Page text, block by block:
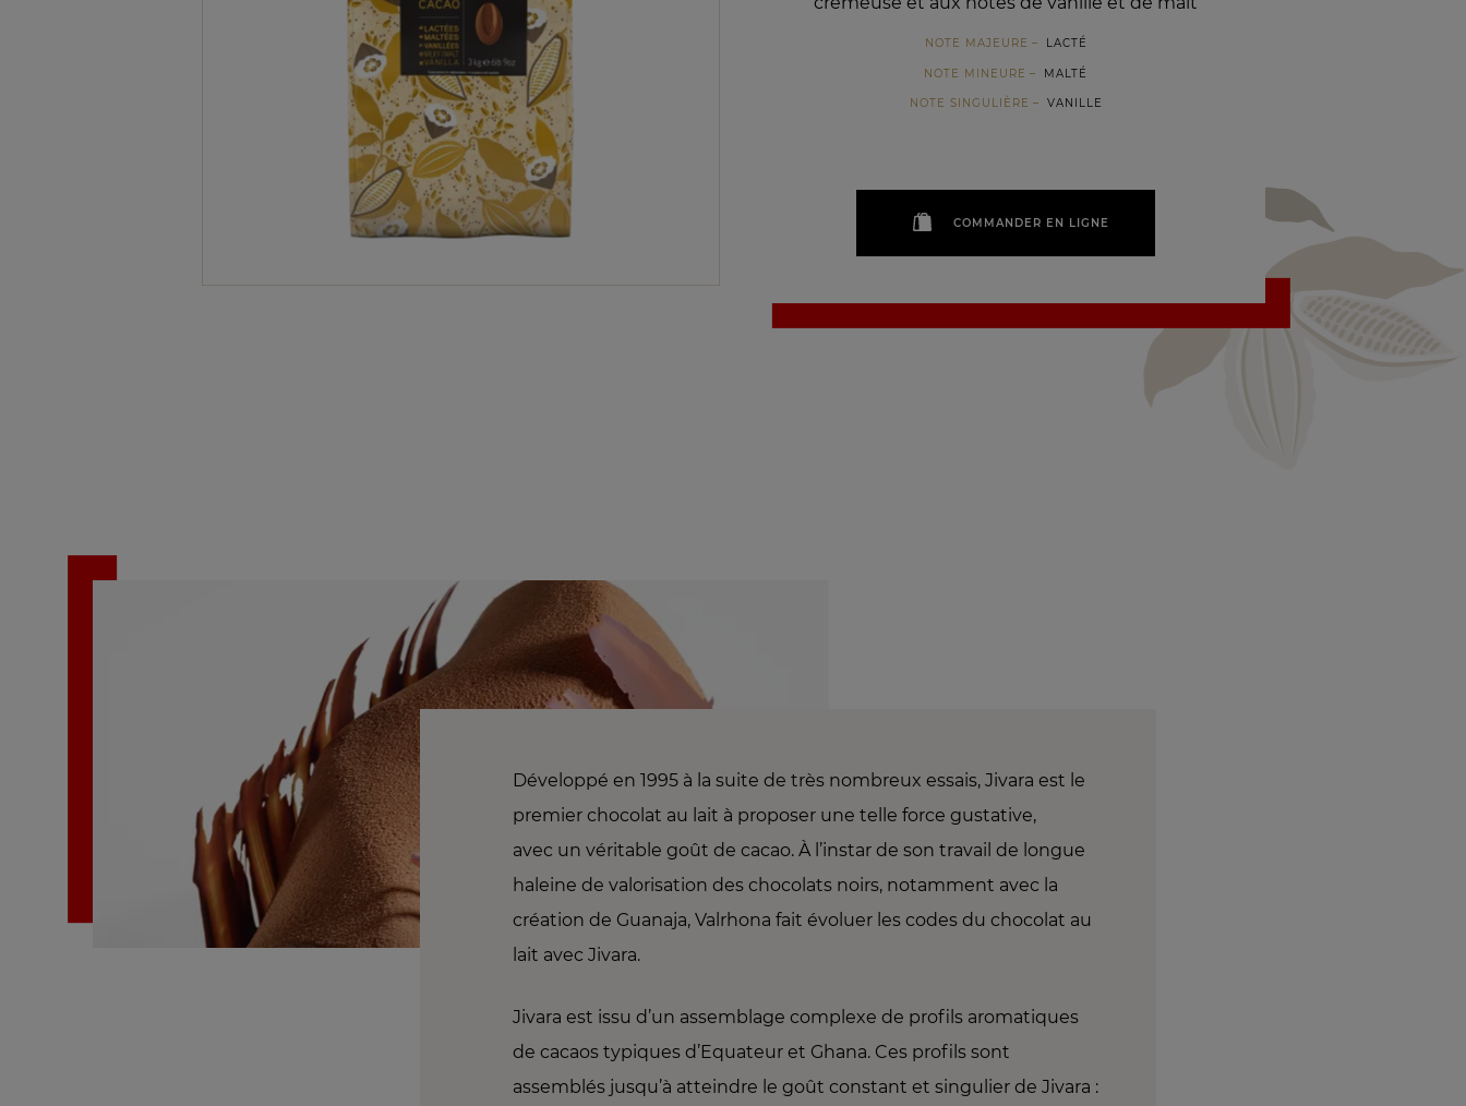
NOTE MAJEURE LACTÉ
NOTE MINEURE MALTÉ
NOTE SINGULIÈRE VANILLE
COMMANDER EN LIGNE
Développé en 1995 à la suite de très nombreux essais, Jivara est le
premier chocolat au lait à proposer une telle force gustative,
avec un véritable goût de cacao. À l’instar de son travail de longue
haleine de valorisation des chocolats noirs, notamment avec la
création de Guanaja, Valrhona fait évoluer les codes du chocolat au
lait avec Jivara.
Jivara est issu d’un assemblage complexe de profils aromatiques
de cacaos typiques d’Equateur et Ghana. Ces profils sont
assemblés jusqu’à atteindre le goût constant et singulier de Jivara :